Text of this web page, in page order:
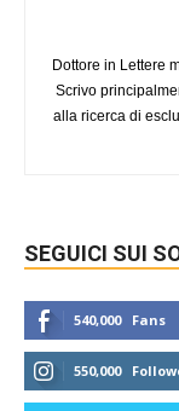
Dottore in Lettere
Scrivo
alla ricerca di
SEGUICI SUI
540,000 Fans
550,000